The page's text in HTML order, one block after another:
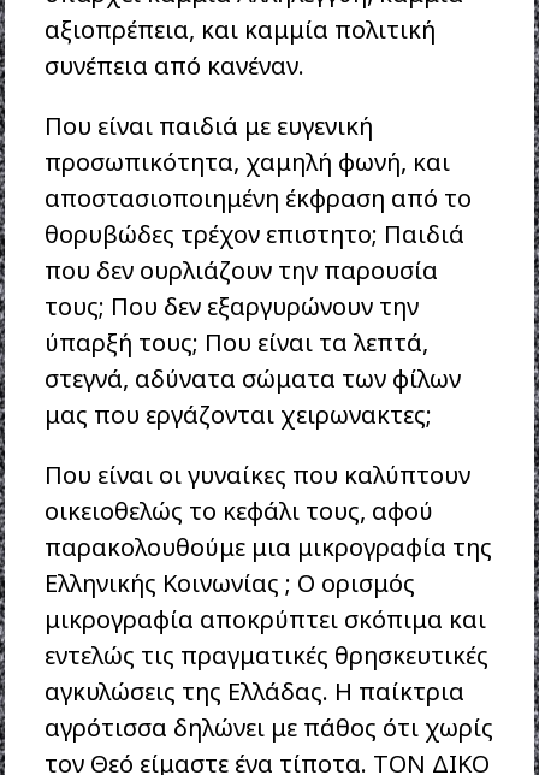
αξιοπρέπεια, και καμμία πολιτική
συνέπεια από κανέναν.
Που είναι παιδιά με ευγενική
προσωπικότητα, χαμηλή φωνή, και
αποστασιοποιημένη έκφραση από το
θορυβώδες τρέχον επιστητο; Παιδιά
που δεν ουρλιάζουν την παρουσία
τους; Που δεν εξαργυρώνουν την
ύπαρξή τους; Που είναι τα λεπτά,
στεγνά, αδύνατα σώματα των φίλων
μας που εργάζονται χειρωνακτες;
Που είναι οι γυναίκες που καλύπτουν
οικειοθελώς το κεφάλι τους, αφού
παρακολουθούμε μια μικρογραφία της
Ελληνικής Κοινωνίας ; Ο ορισμός
μικρογραφία αποκρύπτει σκόπιμα και
εντελώς τις πραγματικές θρησκευτικές
αγκυλώσεις της Ελλάδας. Η παίκτρια
αγρότισσα δηλώνει με πάθος ότι χωρίς
τον Θεό είμαστε ένα τίποτα. ΤΟΝ ΔΙΚΟ